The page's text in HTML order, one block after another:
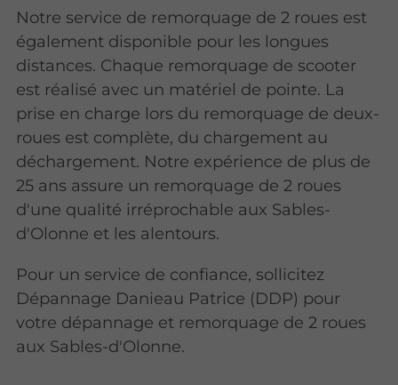
Notre service de remorquage de 2 roues est
également disponible pour les longues
distances. Chaque remorquage de scooter
est réalisé avec un matériel de pointe. La
prise en charge lors du remorquage de deux-
roues est complète, du chargement au
déchargement. Notre expérience de plus de
25 ans assure un remorquage de 2 roues
d'une qualité irréprochable aux Sables-
d'Olonne et les alentours.
Pour un service de confiance, sollicitez
Dépannage Danieau Patrice (DDP) pour
votre dépannage et remorquage de 2 roues
aux Sables-d'Olonne.